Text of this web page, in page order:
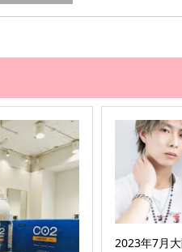
2023年7月